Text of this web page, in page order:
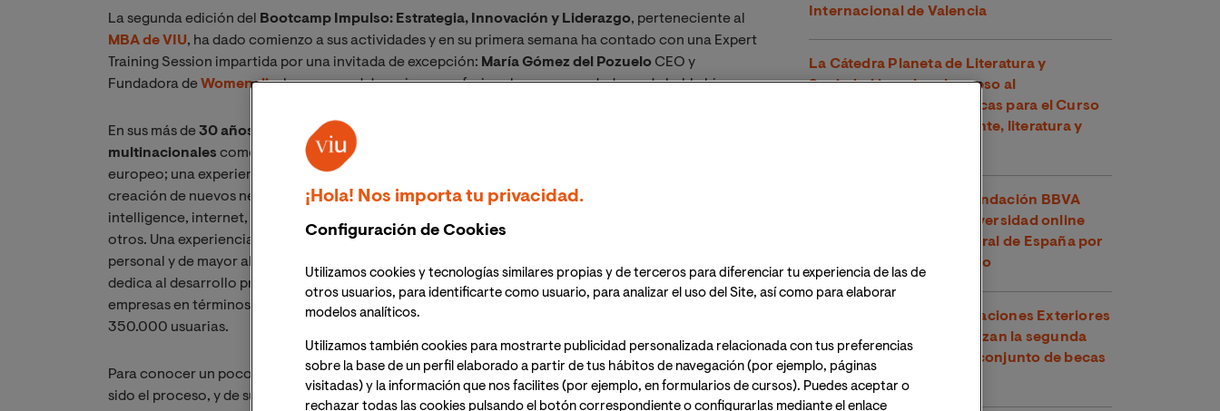
La segunda edición del Bootcamp Impulso: Estrategia, Innovación y Liderazgo, perteneciente al
MBA de VIU, ha dado comienzo a sus actividades y en su primera semana ha contado con una Expert
Training Session impartida por una invitada de excepción: María Gómez del Pozuelo CEO y
Fundadora deWomenalia, la mayor red de mujeres profesionales y emprendedoras de habla hispana.
En sus más de30 años de carrera , María Gómez del Pozuelo
multinacionales como AIG, Air Miles o Equifax, gestionando equipos de más de 300 personas a nivel
europeo; una experiencia que la ha convertido en experta en temas como el emprendimiento, la
creación de nuevos negocios, equipos de alto rendimiento, innovación, tecnología, business
intelligence, internet, digitalización y desarrollo profesional y empoderamiento de las mujeres, entre
otros. Una experiencia que sin duda le resultó fundamental a la hora de emprender su proyecto más
personal y de mayor alcance hasta el momento: Womenalia, una empresa de impacto social que se
dedica al desarrollo profesional y empoderamiento de las mujeres; y a la consultoría y servicios para
empresas en términos de igualdad y conciliación, y que actualmente cuenta con una comunidad de
350.000 usuarias.
Para conocer un poco más acerca de cómo nació la idea de fundar su propia empresa y cómo ha
sido el proceso, y de su visión del emprendimiento y la innovación, le realizamos la siguiente
Internacional de Valencia
La Cátedra Planeta de Literatura y
Sociedad impulsa el acceso al
conocimiento con 30 becas para el Curso
de Verano "Medio ambiente, literatura y
El U-Ranking 2026 de Fundación BBVA
señala a VIU como la universidad online
con mejor inserción laboral de España por
segundo año consecutivo
VIU y el Ministerio de Relaciones Exteriores
y Culto de Costa Rica lanzan la segunda
edición de su programa conjunto de becas
para maestrías oficiales
¡Hola! Nos importa tu privacidad.
Configuración de Cookies
Utilizamos cookies y tecnologías similares propias y de terceros para diferenciar tu experiencia de las de
otros usuarios, para identificarte como usuario, para analizar el uso del Site, así como para elaborar
modelos analíticos.
Utilizamos también cookies para mostrarte publicidad personalizada relacionada con tus preferencias
sobre la base de un perfil elaborado a partir de tus hábitos de navegación (por ejemplo, páginas
visitadas) y la información que nos facilites (por ejemplo, en formularios de cursos). Puedes aceptar o
rechazar todas las cookies pulsando el botón correspondiente o configurarlas mediante el enlace